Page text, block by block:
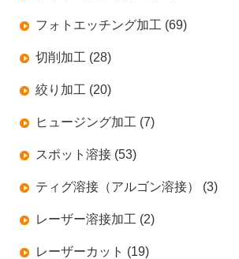
フォトエッチング加工 (69)
切削加工 (28)
絞り加工 (20)
ヒュージング加工 (7)
スポット溶接 (53)
ティグ溶接（アルゴン溶接） (3)
レーザー溶接加工 (2)
レーザーカット (19)